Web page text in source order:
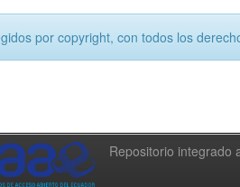
por copyright, con todos los
Repositorio integrado